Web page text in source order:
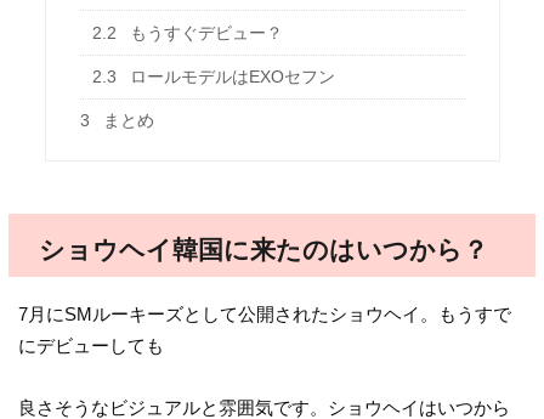
2.2 もうすぐデビュー？
2.3 ロールモデルはEXOセフン
3 まとめ
ショウヘイ韓国に来たのはいつから？
7月にSMルーキーズとして公開されたショウヘイ。もうすで
にデビューしても
良さそうなビジュアルと雰囲気です。ショウヘイはいつから